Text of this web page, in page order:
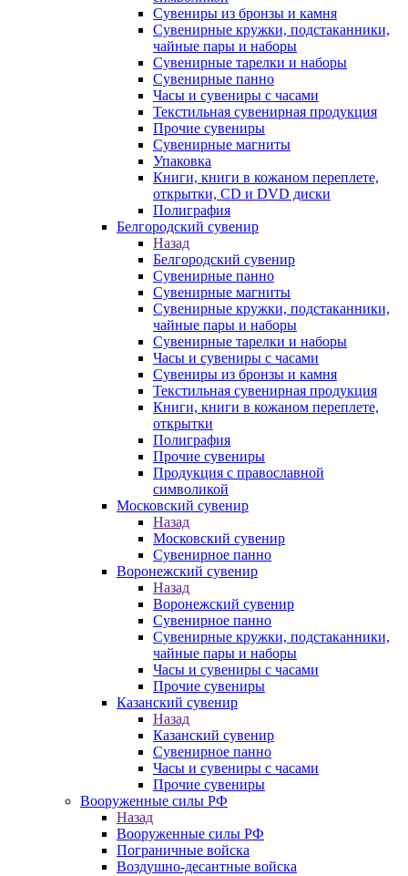
Сувениры из бронзы и камня
Сувенирные кружки, подстаканники,
чайные пары и наборы
Сувенирные тарелки и наборы
Сувенирные панно
Часы и сувениры с часами
Текстильная сувенирная продукция
Прочие сувениры
Сувенирные магниты
Упаковка
Книги, книги в кожаном переплете,
открытки, CD и DVD диски
Полиграфия
Белгородский сувенир
Назад
Белгородский сувенир
Сувенирные панно
Сувенирные магниты
Сувенирные кружки, подстаканники,
чайные пары и наборы
Сувенирные тарелки и наборы
Часы и сувениры с часами
Сувениры из бронзы и камня
Текстильная сувенирная продукция
Книги, книги в кожаном переплете,
открытки
Полиграфия
Прочие сувениры
Продукция с православной
символикой
Московский сувенир
Назад
Московский сувенир
Сувенирное панно
Воронежский сувенир
Назад
Воронежский сувенир
Сувенирное панно
Сувенирные кружки, подстаканники,
чайные пары и наборы
Часы и сувениры с часами
Прочие сувениры
Казанский сувенир
Назад
Казанский сувенир
Сувенирное панно
Часы и сувениры с часами
Прочие сувениры
Вооруженные силы РФ
Назад
Вооруженные силы РФ
Пограничные войска
Воздушно-десантные войска